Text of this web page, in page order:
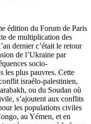
édition du Forum de Paris
de multiplication des
dernier c’était le retour
de l’Ukraine par
socio-
les plus pauvres. Cette
israélo-palestinien,
ou du Soudan où
s’ajoutent aux conflits
les populations civiles
au Yémen, et en